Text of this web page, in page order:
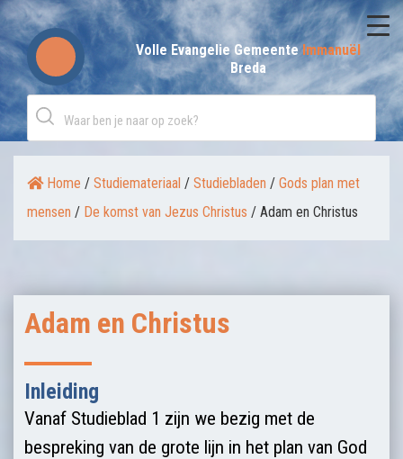
Skip
to
content
Volle Evangelie GemeenteImmanuël
Breda
Home / Studiemateriaal / Studiebladen / Gods plan met
mensen / De komst van Jezus Christus / Adam en Christus
Adam en Christus
Inleiding
Vanaf Studieblad 1 zijn we bezig met de
bespreking van de grote lijn in het plan van God